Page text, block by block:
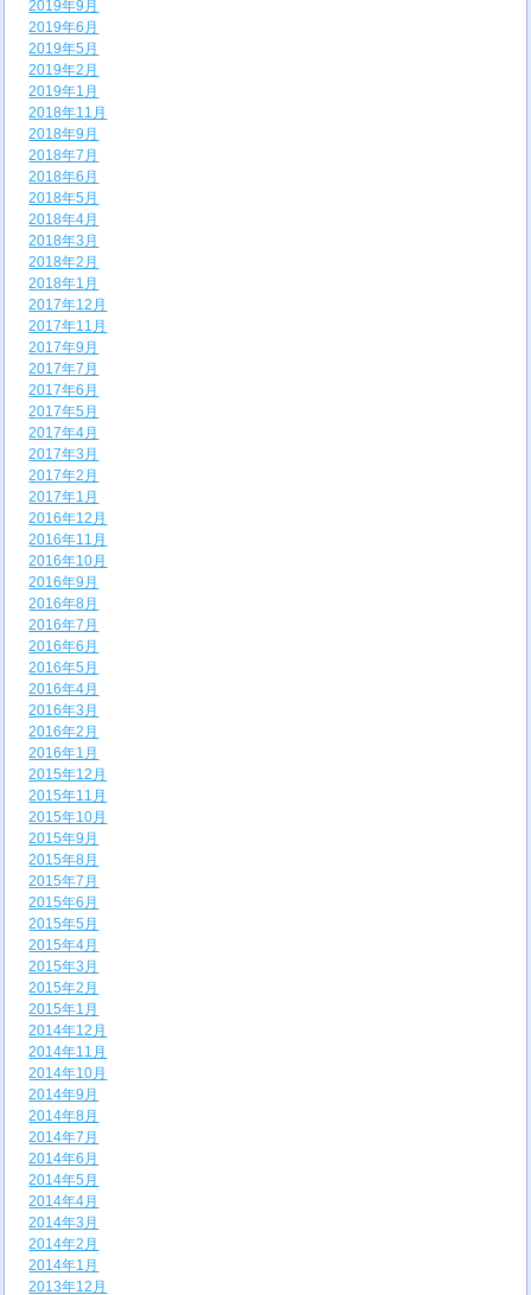
2019年9月
2019年6月
2019年5月
2019年2月
2019年1月
2018年11月
2018年9月
2018年7月
2018年6月
2018年5月
2018年4月
2018年3月
2018年2月
2018年1月
2017年12月
2017年11月
2017年9月
2017年7月
2017年6月
2017年5月
2017年4月
2017年3月
2017年2月
2017年1月
2016年12月
2016年11月
2016年10月
2016年9月
2016年8月
2016年7月
2016年6月
2016年5月
2016年4月
2016年3月
2016年2月
2016年1月
2015年12月
2015年11月
2015年10月
2015年9月
2015年8月
2015年7月
2015年6月
2015年5月
2015年4月
2015年3月
2015年2月
2015年1月
2014年12月
2014年11月
2014年10月
2014年9月
2014年8月
2014年7月
2014年6月
2014年5月
2014年4月
2014年3月
2014年2月
2014年1月
2013年12月